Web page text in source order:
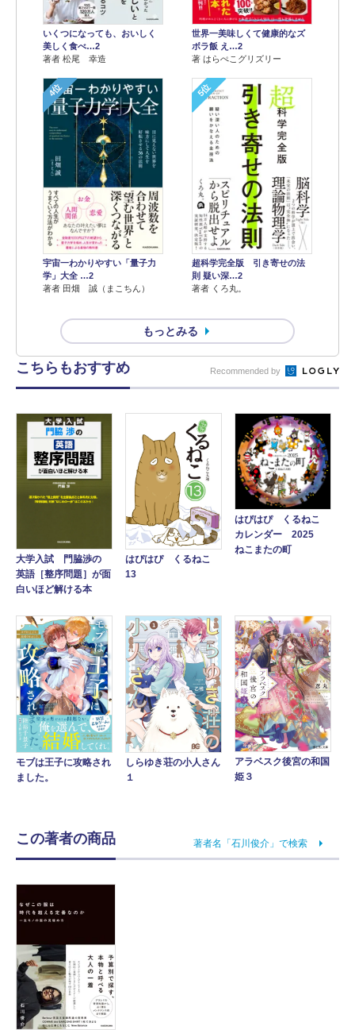
いくつになっても、おいしく
美しく食べ…2
著者 松尾 幸造
世界一美味しくて健康的なズ
ボラ飯 え…2
著 はらぺこグリズリー
4位
宇宙一わかりやすい「量子力
学」大全 …2
著者 田畑 誠（まこちん）
5位
超科学完全版 引き寄せの法
則 疑い深…2
著者 くろ丸。
もっとみる
こちらもおすすめ Recommended by
大学入試 門脇渉の
英語［整序問題］が面
白いほど解ける本
はぴはぴ くるねこ
13
はぴはぴ くるねこ
カレンダー 2025
ねこまたの町
モブは王子に攻略され
ました。
しらゆき荘の小人さん
１
アラベスク後宮の和国
姫３
この著者の商品 著者名「石川俊介」で検索